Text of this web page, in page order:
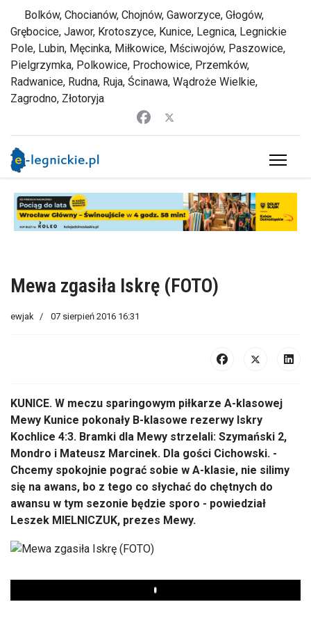
Bolków, Chocianów, Chojnów, Gaworzyce, Głogów,
Grębocice, Jawor, Krotoszyce, Kunice, Legnica, Legnickie
Pole, Lubin, Męcinka, Miłkowice, Mściwojów, Paszowice,
Pielgrzymka, Polkowice, Prochowice, Przemków,
Radwanice, Rudna, Ruja, Ścinawa, Wądroże Wielkie,
Zagrodno, Złotoryja
Mewa zgasiła Iskrę (FOTO)
ewjak 07 sierpień 2016 16:31
KUNICE. W meczu sparingowym piłkarze A-klasowej
Mewy Kunice pokonały B-klasowe rezerwy Iskry
Kochlice 4:3. Bramki dla Mewy strzelali: Szymański 2,
Mondro i Mateusz Marcinek. Dla gości Cichowski. -
Chcemy spokojnie pograć sobie w A-klasie, nie silimy
się na awans, bo z tego co słychać do chętnych do
awansu w tym sezonie będzie sporo - powiedział
Leszek MIELNICZUK, prezes Mewy.
Play